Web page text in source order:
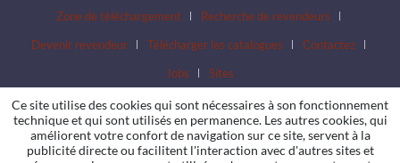
Zone de téléchargement
Recherche de revendeurs
Devenir revendeur
Télécharger les catalogues
Contactez
Jobs
Sites
Ce site utilise des cookies qui sont nécessaires à son fonctionnement
technique et qui sont utilisés en permanence. Les autres cookies, qui
améliorent votre confort de navigation sur ce site, servent à la
publicité directe ou facilitent l'interaction avec d'autres sites et